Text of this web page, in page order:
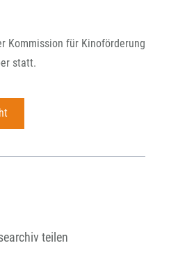
Kommission für Kinoförderung
statt.
teilen